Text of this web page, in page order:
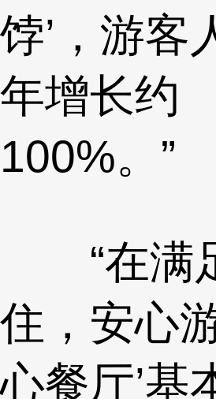
饽’，游客
年增长约
100%。”
“在满
住，安心
心餐厅’基